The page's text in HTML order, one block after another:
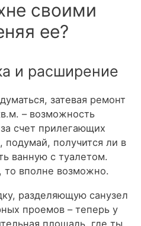
своими
ее?
и расширение
затевая ремонт
– возможность
счет прилегающих
получится ли в
ванную с туалетом.
то вполне возможно.
разделяющую санузел
проемов – теперь у
площадь, где ты